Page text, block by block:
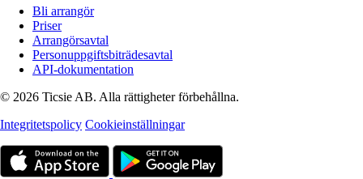
Bli arrangör
Priser
Arrangörsavtal
Personuppgiftsbiträdesavtal
API-dokumentation
© 2026 Ticsie AB. Alla rättigheter förbehållna.
Integritetspolicy Cookieinställningar